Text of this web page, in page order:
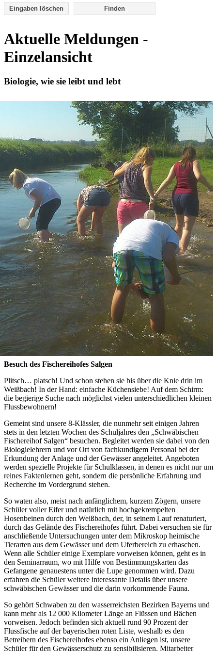
Eingaben löschen
Aktuelle Meldungen -
Einzelansicht
Biologie, wie sie leibt und lebt
Besuch des Fischereihofes Salgen
Plitsch… platsch! Und schon stehen sie bis über die Knie drin im
Weißbach! In der Hand: einfache Küchensiebe! Auf dem Schirm:
die begierige Suche nach möglichst vielen unterschiedlichen kleinen
Flussbewohnern!
Gemeint sind unsere 8-Klässler, die nunmehr seit einigen Jahren
stets in den letzten Wochen des Schuljahres den „Schwäbischen
Fischereihof Salgen“ besuchen. Begleitet werden sie dabei von den
Biologielehrern und vor Ort von fachkundigem Personal bei der
Erkundung der Anlage und der Gewässer angeleitet. Angeboten
werden spezielle Projekte für Schulklassen, in denen es nicht nur um
reines Faktenlernen geht, sondern die persönliche Erfahrung und
Recherche im Vordergrund stehen.
So waten also, meist nach anfänglichem, kurzem Zögern, unsere
Schüler voller Eifer und natürlich mit hochgekrempelten
Hosenbeinen durch den Weißbach, der, in seinem Lauf renaturiert,
durch das Gelände des Fischereihofes führt. Dabei versuchen sie für
anschließende Untersuchungen unter dem Mikroskop heimische
Tierarten aus dem Gewässer und dem Uferbereich zu erhaschen.
Wenn alle Schüler einige Exemplare vorweisen können, geht es in
den Seminarraum, wo mit Hilfe von Bestimmungskarten das
Gefangene genauestens unter die Lupe genommen wird. Dazu
erfahren die Schüler weitere interessante Details über unsere
schwäbischen Gewässer und die darin vorkommende Fauna.
So gehört Schwaben zu den wasserreichsten Bezirken Bayerns und
kann mehr als 12 000 Kilometer Länge an Flüssen und Bächen
vorweisen. Jedoch befinden sich aktuell rund 90 Prozent der
Flussfische auf der bayerischen roten Liste, weshalb es den
Betreibern des Fischereihofes ebenso ein Anliegen ist, unsere
Schüler für den Gewässerschutz zu sensibilisieren. Mitarbeiter